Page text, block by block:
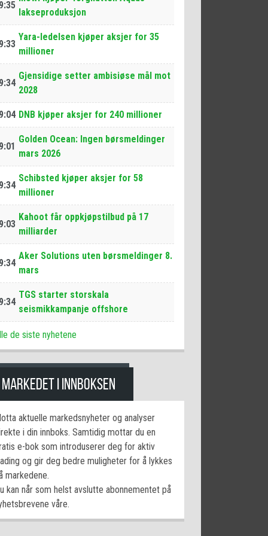
lakseproduksjon
Yara-ledelsen kjøper aksjer for 35
millioner
Gjensidige setter ambisiøse mål mot
2028
DNB kjøper aksjer for 240 millioner
Golden Ocean: Ingen børsmeldinger
mars 2026
Schibsted kjøper aksjer for 58
millioner
Kahoot får oppkjøpstilbud på 17
milliarder
Aker Solutions uten børsmeldinger 8.
mars
TGS starter storskala
seismikkampanje offshore
de siste nyhetene
MARKEDET I INNBOKSEN
aktuelle markedsnyheter og analyser
i din innboks. Samtidig mottar du en
e-bok som introduserer deg for aktiv
og gir deg bedre muligheter for å lykkes
markedene.
kan når som helst avslutte abonnementet på
våre.